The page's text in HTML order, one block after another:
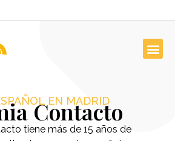
EN MADRID
Contacto
tiene más de 15 años de